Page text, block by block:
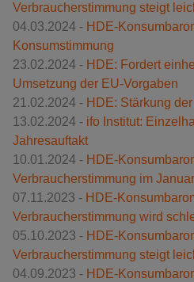
Verbraucherstimmung steigt
04.03.2024 - HDE-
Konsumstimmung
23.02.2024 - HDE: Fordert
Umsetzung der EU-Vorgaben
21.02.2024 - HDE: Stärkung
13.02.2024 - ifo Institut:
Jahresauftakt
10.01.2024 - HDE-
Verbraucherstimmung im Januar
07.11.2023 - HDE-
Verbraucherstimmung wird
05.10.2023 - HDE-
Verbraucherstimmung steigt
04.09.2023 - HDE-